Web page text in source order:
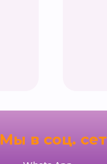
Мы в соц.